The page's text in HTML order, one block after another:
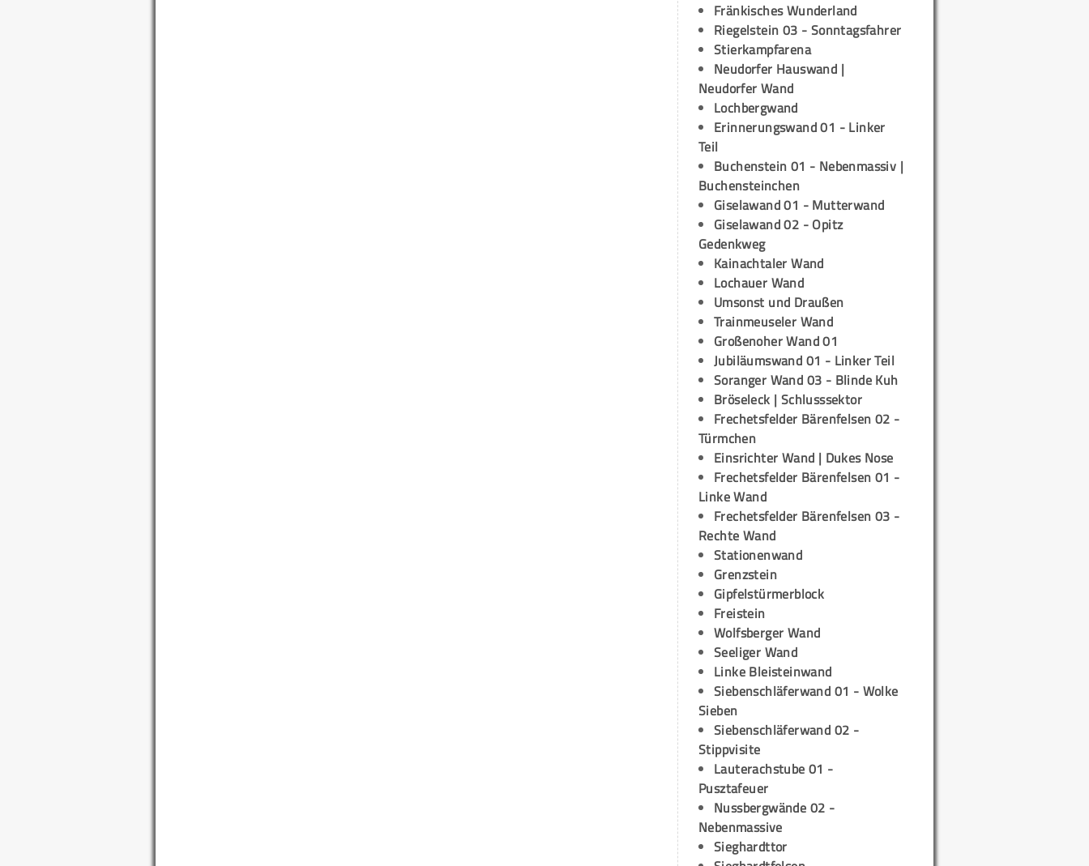
Fränkisches Wunderland
Riegelstein 03 - Sonntagsfahrer
Stierkampfarena
Neudorfer Hauswand |
Neudorfer Wand
Lochbergwand
Erinnerungswand 01 - Linker
Teil
Buchenstein 01 - Nebenmassiv |
Buchensteinchen
Giselawand 01 - Mutterwand
Giselawand 02 - Opitz
Gedenkweg
Kainachtaler Wand
Lochauer Wand
Umsonst und Draußen
Trainmeuseler Wand
Großenoher Wand 01
Jubiläumswand 01 - Linker Teil
Soranger Wand 03 - Blinde Kuh
Bröseleck | Schlusssektor
Frechetsfelder Bärenfelsen 02 -
Türmchen
Einsrichter Wand | Dukes Nose
Frechetsfelder Bärenfelsen 01 -
Linke Wand
Frechetsfelder Bärenfelsen 03 -
Rechte Wand
Stationenwand
Grenzstein
Gipfelstürmerblock
Freistein
Wolfsberger Wand
Seeliger Wand
Linke Bleisteinwand
Siebenschläferwand 01 - Wolke
Sieben
Siebenschläferwand 02 -
Stippvisite
Lauterachstube 01 -
Pusztafeuer
Nussbergwände 02 -
Nebenmassive
Sieghardttor